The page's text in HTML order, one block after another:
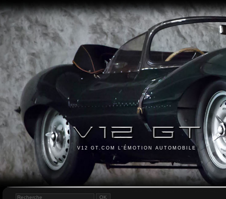
V12 GT.COM L'ÉMOTION AUTOMOBILE